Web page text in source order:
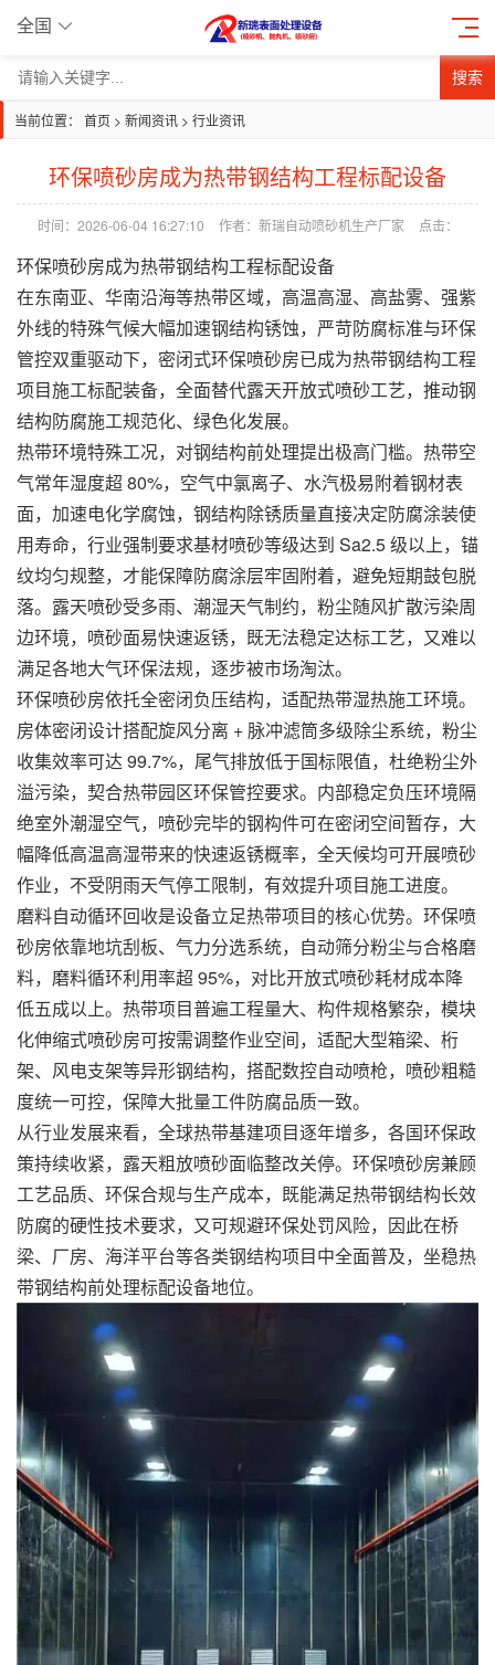
全国
搜索
当前位置： 首页 > 新闻资讯 > 行业资讯
环保喷砂房成为热带钢结构工程标配设备
时间：2026-06-04 16:27:10 作者：新瑞自动喷砂机生产厂家 点击：
环保喷砂房成为热带钢结构工程标配设备
在东南亚、华南沿海等热带区域，高温高湿、高盐雾、强紫
外线的特殊气候大幅加速钢结构锈蚀，严苛防腐标准与环保
管控双重驱动下，密闭式环保喷砂房已成为热带钢结构工程
项目施工标配装备，全面替代露天开放式喷砂工艺，推动钢
结构防腐施工规范化、绿色化发展。
热带环境特殊工况，对钢结构前处理提出极高门槛。热带空
气常年湿度超 80%，空气中氯离子、水汽极易附着钢材表
面，加速电化学腐蚀，钢结构除锈质量直接决定防腐涂装使
用寿命，行业强制要求基材喷砂等级达到 Sa2.5 级以上，锚
纹均匀规整，才能保障防腐涂层牢固附着，避免短期鼓包脱
落。露天喷砂受多雨、潮湿天气制约，粉尘随风扩散污染周
边环境，喷砂面易快速返锈，既无法稳定达标工艺，又难以
满足各地大气环保法规，逐步被市场淘汰。
环保喷砂房依托全密闭负压结构，适配热带湿热施工环境。
房体密闭设计搭配旋风分离 + 脉冲滤筒多级除尘系统，粉尘
收集效率可达 99.7%，尾气排放低于国标限值，杜绝粉尘外
溢污染，契合热带园区环保管控要求。内部稳定负压环境隔
绝室外潮湿空气，喷砂完毕的钢构件可在密闭空间暂存，大
幅降低高温高湿带来的快速返锈概率，全天候均可开展喷砂
作业，不受阴雨天气停工限制，有效提升项目施工进度。
磨料自动循环回收是设备立足热带项目的核心优势。环保喷
砂房依靠地坑刮板、气力分选系统，自动筛分粉尘与合格磨
料，磨料循环利用率超 95%，对比开放式喷砂耗材成本降
低五成以上。热带项目普遍工程量大、构件规格繁杂，模块
化伸缩式喷砂房可按需调整作业空间，适配大型箱梁、桁
架、风电支架等异形钢结构，搭配数控自动喷枪，喷砂粗糙
度统一可控，保障大批量工件防腐品质一致。
从行业发展来看，全球热带基建项目逐年增多，各国环保政
策持续收紧，露天粗放喷砂面临整改关停。环保喷砂房兼顾
工艺品质、环保合规与生产成本，既能满足热带钢结构长效
防腐的硬性技术要求，又可规避环保处罚风险，因此在桥
梁、厂房、海洋平台等各类钢结构项目中全面普及，坐稳热
带钢结构前处理标配设备地位。